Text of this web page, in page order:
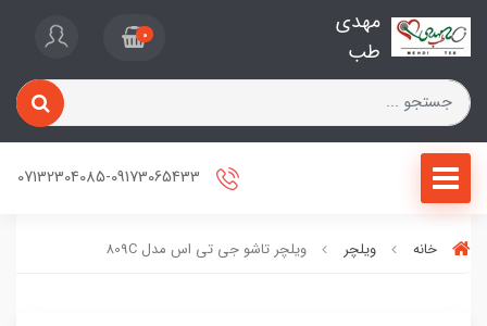
مهدی
طب
0
خانه ویلچر ویلچر تاشو جی تی اس مدل 809C